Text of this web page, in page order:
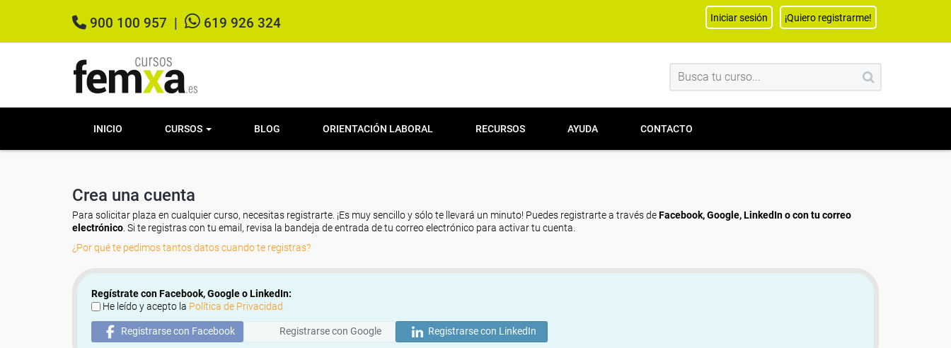
900 100 957 619 926 324 Iniciar sesión ¡Quiero registrarme!
INICIO CURSOS BLOG ORIENTACIÓN LABORAL RECURSOS AYUDA CONTACTO
Crea una cuenta
Para solicitar plaza en cualquier curso, necesitas registrarte. ¡Es muy sencillo y sólo te llevará un minuto! Puedes registrarte a través deFacebook, Google, LinkedIn o con tu correo
electrónico . Si te registras con tu email, revisa la bandeja de entrada de tu correo electrónico para activar tu cuenta.
¿Por qué te pedimos tantos datos cuando te registras?
Regístrate con Facebook, Google o LinkedIn:
He leído y acepto la Política de Privacidad
Registrarse con Facebook Registrarse con Google Registrarse con LinkedIn